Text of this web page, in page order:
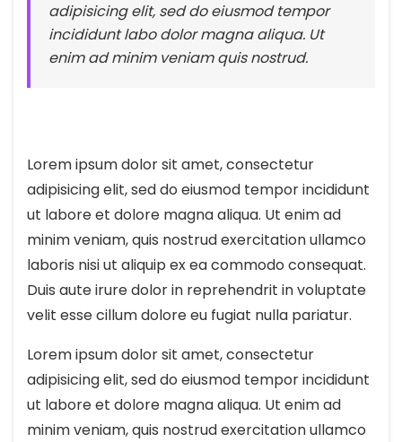
adipisicing elit, sed do eiusmod tempor
incididunt labo dolor magna aliqua. Ut
enim ad minim veniam quis nostrud.
Lorem ipsum dolor sit amet, consectetur
adipisicing elit, sed do eiusmod tempor incididunt
ut labore et dolore magna aliqua. Ut enim ad
minim veniam, quis nostrud exercitation ullamco
laboris nisi ut aliquip ex ea commodo consequat.
Duis aute irure dolor in reprehendrit in voluptate
velit esse cillum dolore eu fugiat nulla pariatur.
Lorem ipsum dolor sit amet, consectetur
adipisicing elit, sed do eiusmod tempor incididunt
ut labore et dolore magna aliqua. Ut enim ad
minim veniam, quis nostrud exercitation ullamco